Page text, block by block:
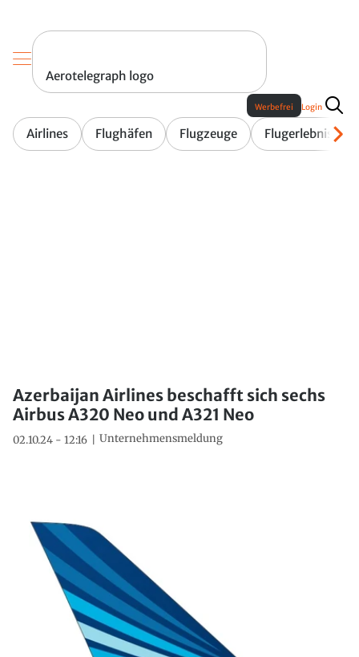
Aerotelegraph logo
Airlines Flughäfen Flugzeuge Flugerlebnis
Werbefrei Login
Azerbaijan Airlines beschafft sich sechs
Airbus A320 Neo und A321 Neo
02.10.24 - 12:16 Unternehmensmeldung